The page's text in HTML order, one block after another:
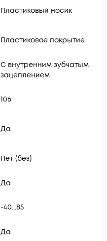
Пластиковый носик
Пластиковое покрытие
С внутренним зубчатым
зацеплением
106
Да
Нет (без)
Да
-40...85
Да